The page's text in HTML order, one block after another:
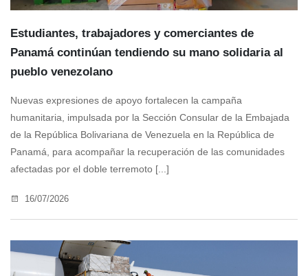
Estudiantes, trabajadores y comerciantes de
Panamá continúan tendiendo su mano solidaria al
pueblo venezolano
Nuevas expresiones de apoyo fortalecen la campaña
humanitaria, impulsada por la Sección Consular de la Embajada
de la República Bolivariana de Venezuela en la República de
Panamá, para acompañar la recuperación de las comunidades
afectadas por el doble terremoto [...]
16/07/2026